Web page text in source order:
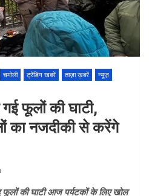
चमोली ट्रेंडिंग खबरें ताज़ा ख़बरें
न्यूज़
फूलों की घाटी,
का नजदीकी से करेंगे
फूलों की घाटी आज पर्यटकों के लिए खोल